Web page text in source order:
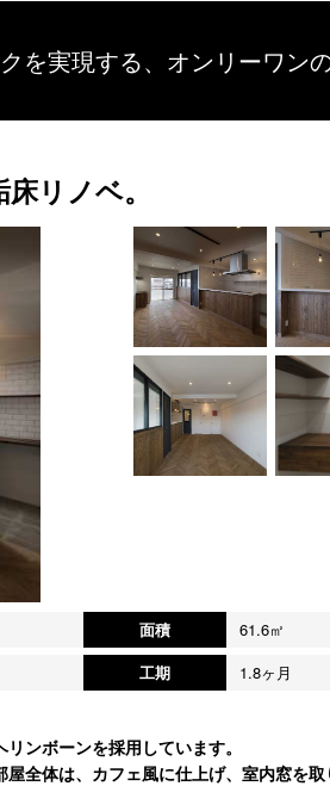
を実現する、 オンリーワン
リノベ。
面積
61.6㎡
工期 1.8ヶ月
ンボーンを採用しています。
全体は、カフェ風に仕上げ、室内窓を